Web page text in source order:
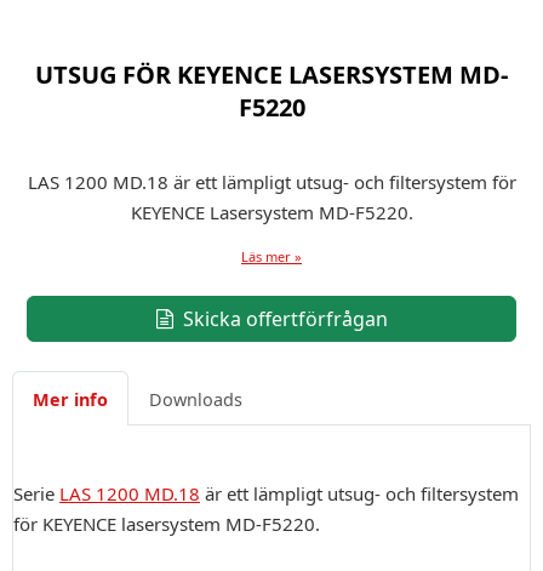
UTSUG FÖR KEYENCE LASERSYSTEM MD-
F5220
LAS 1200 MD.18 är ett lämpligt utsug- och filtersystem för
KEYENCE Lasersystem MD-F5220.
Läs mer »
Skicka offertförfrågan
Mer info Downloads
Serie LAS 1200 MD.18 är ett lämpligt utsug- och filtersystem
för KEYENCE lasersystem MD-F5220.